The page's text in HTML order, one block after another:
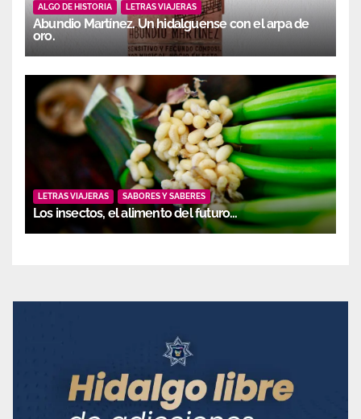
ALGO DE HISTORIA LETRAS VIAJERAS
Abundio Martínez. Un hidalguense con el arpa de
oro.
LETRAS VIAJERAS SABORES Y SABERES
Los insectos, el alimento del futuro…